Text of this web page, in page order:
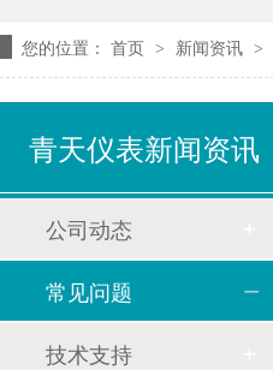
您的位置： 首页 > 新闻资讯 >
青天仪表新闻资讯
公司动态
常见问题
技术支持